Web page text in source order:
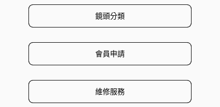
鏡頭分類
會員申請
維修服務